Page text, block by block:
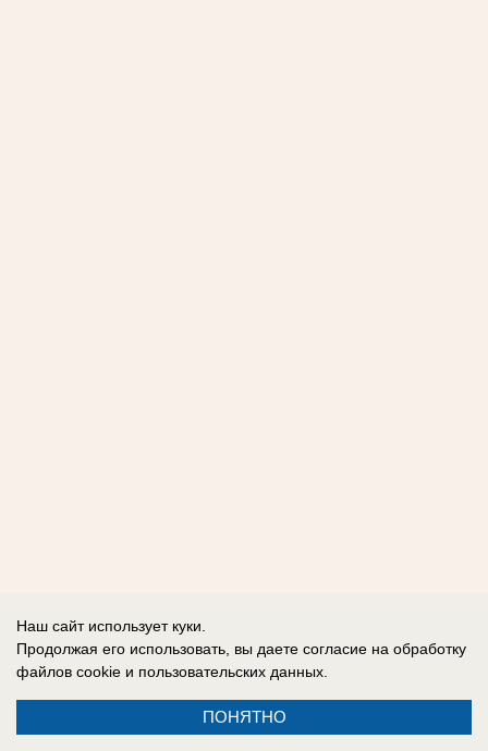
Наш сайт использует куки.
Продолжая его использовать, вы даете согласие на обработку
файлов cookie и пользовательских данных.
ПОНЯТНО